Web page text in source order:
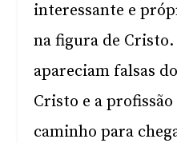
interessante e
na figura de
apareciam falsas
Cristo e a
caminho para